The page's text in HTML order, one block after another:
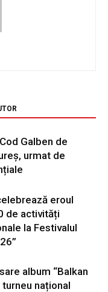
Galben de
urmat de
eroul
de activități
la Festivalul
album “Balkan
național